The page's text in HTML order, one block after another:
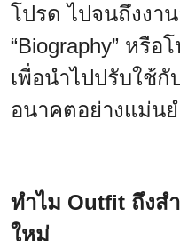
โปรด ไปจนถึงงา
“Biography” หรื
เพื่อนำไปปรับใช้
อนาคตอย่างแม่น
ทำไม Outfit ถึงส
ใหม่